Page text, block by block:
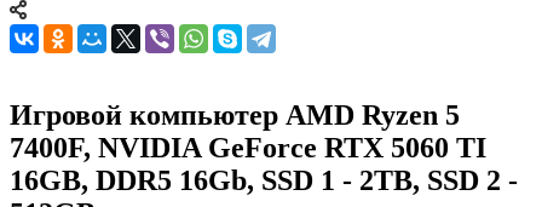
Игровой компьютер AMD Ryzen 5
7400F, NVIDIA GeForce RTX 5060 TI
16GB, DDR5 16Gb, SSD 1 - 2TB, SSD 2 -